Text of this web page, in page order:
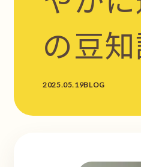
の豆
2025.05.19BLOG